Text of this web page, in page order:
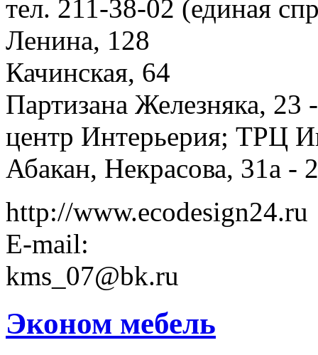
тел. 211-38-02 (единая
Ленина, 128
Качинская, 64
Партизана Железняка,
центр Интерьерия; ТРЦ
Абакан, Некрасова, 31а -
http://www.ecodesign24.ru
E-mail:
kms_07@bk.ru
Эконом мебель